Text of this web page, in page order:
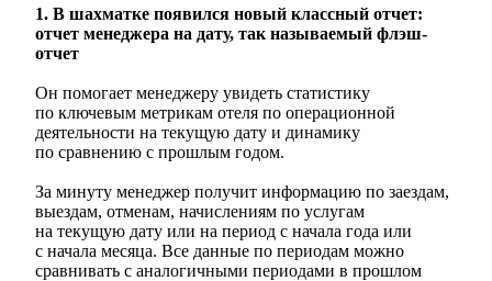
1. В шахматке появился новый классный отчет:
отчет менеджера на дату, так называемый флэш-
отчет
Он помогает менеджеру увидеть статистику
по ключевым метрикам отеля по операционной
деятельности на текущую дату и динамику
по сравнению с прошлым годом.
За минуту менеджер получит информацию по заездам,
выездам, отменам, начислениям по услугам
на текущую дату или на период с начала года или
с начала месяца. Все данные по периодам можно
сравнивать с аналогичными периодами в прошлом